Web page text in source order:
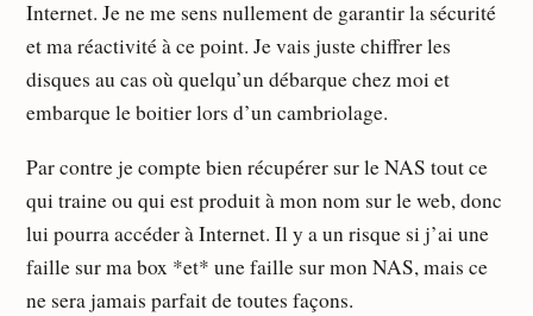
Internet. Je ne me sens nullement de garantir la sécurité
et ma réactivité à ce point. Je vais juste chiffrer les
disques au cas où quelqu’un débarque chez moi et
embarque le boitier lors d’un cambriolage.
Par contre je compte bien récupérer sur le NAS tout ce
qui traine ou qui est produit à mon nom sur le web, donc
lui pourra accéder à Internet. Il y a un risque si j’ai une
faille sur ma box *et* une faille sur mon NAS, mais ce
ne sera jamais parfait de toutes façons.